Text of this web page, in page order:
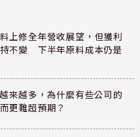
上修全年營收展望，但獲利
不變 下半年原料成本仍是
來越多，為什麼有些公司的
更難超預期？